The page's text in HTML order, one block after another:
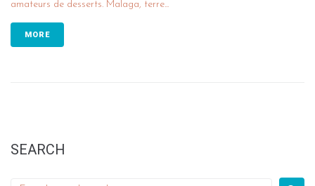
amateurs de desserts. Malaga, terre...
MORE
SEARCH